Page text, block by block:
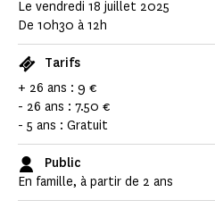
Le vendredi 18 juillet 2025
De 10h30 à 12h
Tarifs
+ 26 ans : 9 €
- 26 ans : 7.50 €
- 5 ans : Gratuit
Public
En famille, à partir de 2 ans